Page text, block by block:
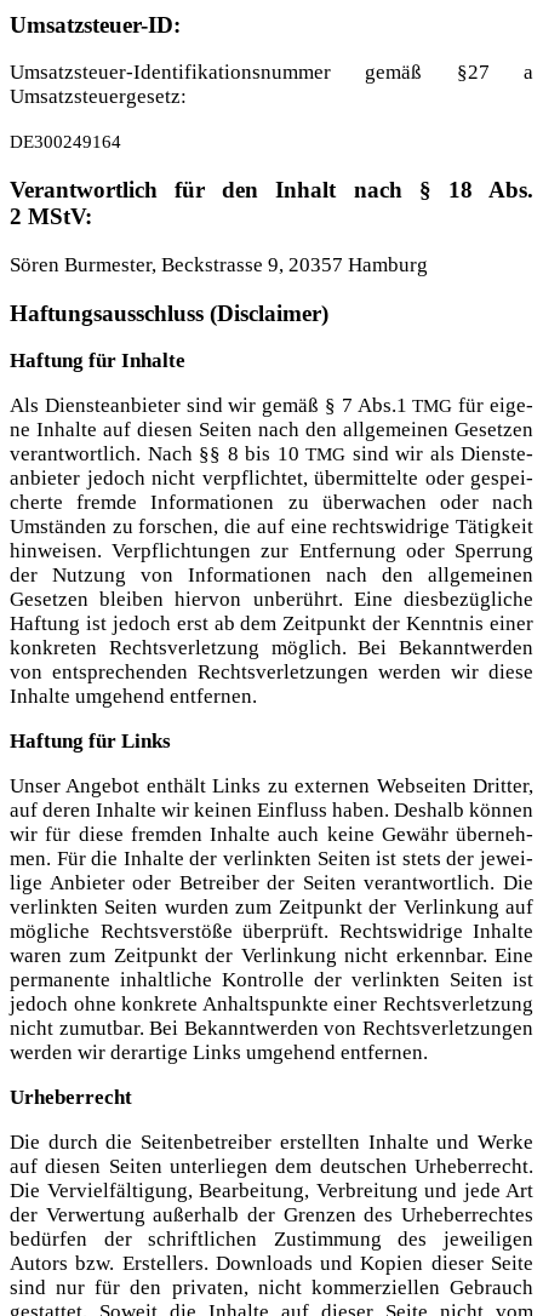
Umsatzsteuer-ID:
Umsatz­steu­er-Iden­ti­fi­ka­ti­ons­num­mer gemäß §27 a
Umsatzsteuergesetz:
DE300249164
Verantwortlich für den Inhalt nach § 18 Abs.
2 MStV:
Sören Bur­mes­ter, Beck­stras­se 9, 20357 Hamburg
Haftungsausschluss (Disclaimer)
Haf­tung für Inhalte
Als Diens­te­an­bie­ter sind wir gemäß § 7 Abs.1TMG für eige­
ne Inhal­te auf die­sen Sei­ten nach den all­ge­mei­nen Geset­zen
ver­ant­wort­lich. Nach §§ 8 bis 10 TMG sind wir als Diens­te­
an­bie­ter jedoch nicht ver­pflich­tet, über­mit­tel­te oder gespei­
cher­te frem­de Infor­ma­tio­nen zu über­wa­chen oder nach
Umstän­den zu for­schen, die auf eine rechts­wid­ri­ge Tätig­keit
hin­wei­sen. Ver­pflich­tun­gen zur Ent­fer­nung oder Sper­rung
der Nut­zung von Infor­ma­tio­nen nach den all­ge­mei­nen
Geset­zen blei­ben hier­von unbe­rührt. Eine dies­be­züg­li­che
Haf­tung ist jedoch erst ab dem Zeit­punkt der Kennt­nis einer
kon­kre­ten Rechts­ver­let­zung mög­lich. Bei Bekannt­wer­den
von ent­spre­chen­den Rechts­ver­let­zun­gen wer­den wir die­se
Inhal­te umge­hend entfernen.
Haf­tung für Links
Unser Ange­bot ent­hält Links zu exter­nen Web­sei­ten Drit­ter,
auf deren Inhal­te wir kei­nen Ein­fluss haben. Des­halb kön­nen
wir für die­se frem­den Inhal­te auch kei­ne Gewähr über­neh­
men. Für die Inhal­te der ver­link­ten Sei­ten ist stets der jewei­
li­ge Anbie­ter oder Betrei­ber der Sei­ten ver­ant­wort­lich. Die
ver­link­ten Sei­ten wur­den zum Zeit­punkt der Ver­lin­kung auf
mög­li­che Rechts­ver­stö­ße über­prüft. Rechts­wid­ri­ge Inhal­te
waren zum Zeit­punkt der Ver­lin­kung nicht erkenn­bar. Eine
per­ma­nen­te inhalt­li­che Kon­trol­le der ver­link­ten Sei­ten ist
jedoch ohne kon­kre­te Anhalts­punk­te einer Rechts­ver­let­zung
nicht zumut­bar. Bei Bekannt­wer­den von Rechts­ver­let­zun­gen
wer­den wir der­ar­ti­ge Links umge­hend entfernen.
Urhe­ber­recht
Die durch die Sei­ten­be­trei­ber erstell­ten Inhal­te und Wer­ke
auf die­sen Sei­ten unter­lie­gen dem deut­schen Urhe­ber­recht.
Die Ver­viel­fäl­ti­gung, Bear­bei­tung, Ver­brei­tung und jede Art
der Ver­wer­tung außer­halb der Gren­zen des Urhe­ber­rech­tes
bedür­fen der schrift­li­chen Zustim­mung des jewei­li­gen
Autors bzw. Erstel­lers. Down­loads und Kopien die­ser Sei­te
sind nur für den pri­va­ten, nicht kom­mer­zi­el­len Gebrauch